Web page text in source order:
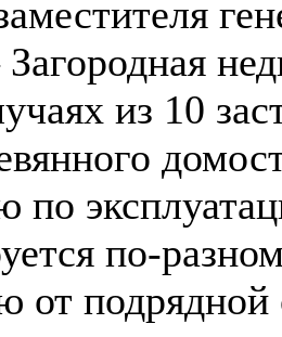
из 10
по
по-
от подрядной